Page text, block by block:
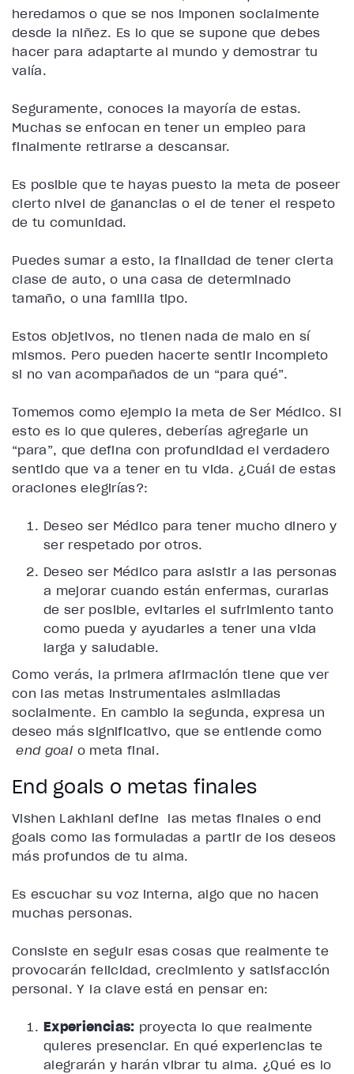
heredamos o que se nos imponen socialmente
desde la niñez. Es lo que se supone que debes
hacer para adaptarte al mundo y demostrar tu
valía.
Seguramente, conoces la mayoría de estas.
Muchas se enfocan en tener un empleo para
finalmente retirarse a descansar.
Es posible que te hayas puesto la meta de poseer
cierto nivel de ganancias o el de tener el respeto
de tu comunidad.
Puedes sumar a esto, la finalidad de tener cierta
clase de auto, o una casa de determinado
tamaño, o una familia tipo.
Estos objetivos, no tienen nada de malo en sí
mismos. Pero pueden hacerte sentir incompleto
si no van acompañados de un “para qué”.
Tomemos como ejemplo la meta de Ser Médico. Si
esto es lo que quieres, deberías agregarle un
“para”, que defina con profundidad el verdadero
sentido que va a tener en tu vida. ¿Cuál de estas
oraciones elegirías?:
Deseo ser Médico para tener mucho dinero y
ser respetado por otros.
Deseo ser Médico para asistir a las personas
a mejorar cuando están enfermas, curarlas
de ser posible, evitarles el sufrimiento tanto
como pueda y ayudarles a tener una vida
larga y saludable.
Como verás, la primera afirmación tiene que ver
con las metas instrumentales asimiladas
socialmente. En cambio la segunda, expresa un
deseo más significativo, que se entiende como
end goal o meta final.
End goals o metas finales
Vishen Lakhiani define las metas finales oend
goals como las formuladas a partir de los deseos
más profundos de tu alma.
Es escuchar su voz interna, algo que no hacen
muchas personas.
Consiste en seguir esas cosas que realmente te
provocarán felicidad, crecimiento y satisfacción
personal. Y la clave está en pensar en:
Experiencias: proyecta lo que realmente
quieres presenciar. En qué experiencias te
alegrarán y harán vibrar tu alma. ¿Qué es lo